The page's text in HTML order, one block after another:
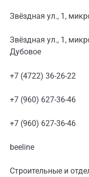
Звёздная ул., 1,
Звёздная ул., 1,
Дубовое
+7 (4722) 36-26-22
+7 (960) 627-36-46
+7 (960) 627-36-46
beeline
Строительные и